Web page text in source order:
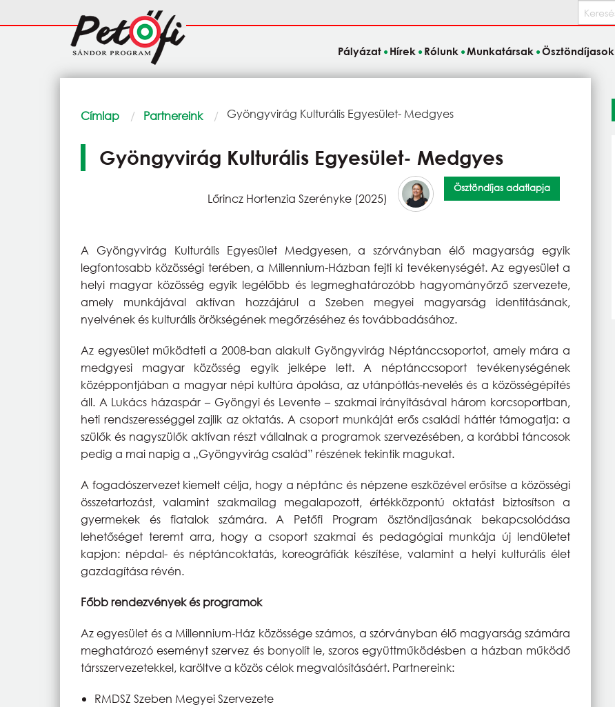
Keresés
Fő
navigáció
Pályázat Hírek Rólunk Munkatársak Ösztöndíjasok
Morzsa
Címlap Partnereink Current:
Gyöngyvirág Kulturális Egyesület- Medgyes
Gyöngyvirág Kulturális Egyesület- Medgyes
Lőrincz Hortenzia Szerényke (2025)
Ösztöndíjas adatlapja
A Gyöngyvirág Kulturális Egyesület Medgyesen, a szórványban élő magyarság egyik
legfontosabb közösségi terében, a Millennium-Házban fejti ki tevékenységét. Az egyesület a
helyi magyar közösség egyik legélőbb és legmeghatározóbb hagyományőrző szervezete,
amely munkájával aktívan hozzájárul a Szeben megyei magyarság identitásának,
nyelvének és kulturális örökségének megőrzéséhez és továbbadásához.
Az egyesület működteti a 2008-ban alakult Gyöngyvirág Néptánccsoportot, amely mára a
medgyesi magyar közösség egyik jelképe lett. A néptánccsoport tevékenységének
középpontjában a magyar népi kultúra ápolása, az utánpótlás-nevelés és a közösségépítés
áll. A Lukács házaspár – Gyöngyi és Levente – szakmai irányításával három korcsoportban,
heti rendszerességgel zajlik az oktatás. A csoport munkáját erős családi háttér támogatja: a
szülők és nagyszülők aktívan részt vállalnak a programok szervezésében, a korábbi táncosok
pedig a mai napig a „Gyöngyvirág család” részének tekintik magukat.
A fogadószervezet kiemelt célja, hogy a néptánc és népzene eszközével erősítse a közösségi
összetartozást, valamint szakmailag megalapozott, értékközpontú oktatást biztosítson a
gyermekek és fiatalok számára. A Petőfi Program ösztöndíjasának bekapcsolódása
lehetőséget teremt arra, hogy a csoport szakmai és pedagógiai munkája új lendületet
kapjon: népdal- és néptáncoktatás, koreográfiák készítése, valamint a helyi kulturális élet
gazdagítása révén.
Főbb rendezvények és programok
Az egyesület és a Millennium-Ház közössége számos, a szórványban élő magyarság számára
meghatározó eseményt szervez és bonyolít le, szoros együttműködésben a házban működő
társszervezetekkel, karöltve a közös célok megvalósításáért. Partnereink:
RMDSZ Szeben Megyei Szervezete